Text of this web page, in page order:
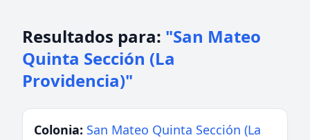
Resultados para: "San Mateo
Quinta Sección (La
Providencia)"
Colonia: San Mateo Quinta Sección (La